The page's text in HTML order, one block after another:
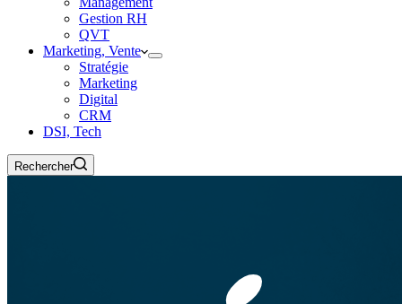
Gestion RH
QVT
Marketing, Vente
Stratégie
Marketing
Digital
CRM
DSI, Tech
Rechercher